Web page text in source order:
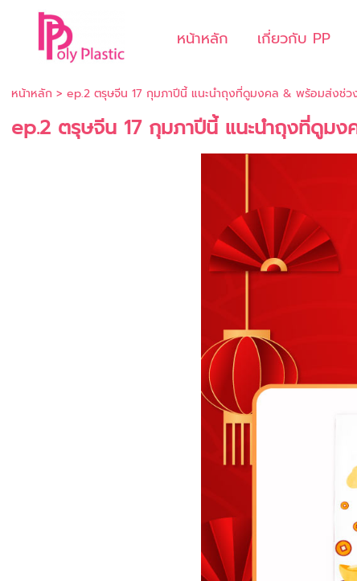
หน้าหลัก เกี่ยวกับ PP
หน้าหลัก > ep.2 ตรุษจีน 17 กุมภาปีนี้ แนะนำถุงที่ดูมงคล & พร้อมส่งช่ว
ep.2 ตรุษจีน 17 กุมภาปีนี้ แนะนำถุงที่ดูม